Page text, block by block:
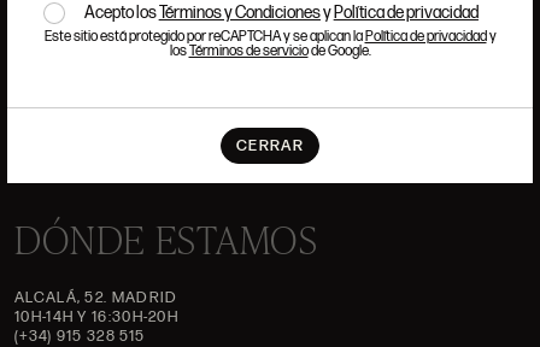
Acepto losTérminos y Condicionesy Política de privacidad
Este sitio está protegido por reCAPTCHA y se aplican laPolítica de privacidady
losTérminos de serviciode Google.
CERRAR
SUBASTAS
VALORACIONES
DÓNDE ESTAMOS
ALCALÁ, 52. MADRID
10H-14H Y 16:30H-20H
(+34) 915 328 515